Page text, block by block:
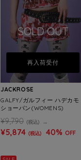
SOLD OUT
再入荷受付
JACKROSE
GALFY/ガルフィー ハデカモ
ショーパン(WOMENS)
¥9,790 (税込)
¥5,874 (税込) 40% OFF